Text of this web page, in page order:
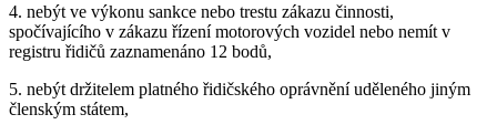
4. nebýt ve výkonu sankce nebo trestu zákazu činnosti,
spočívajícího v zákazu řízení motorových vozidel nebo nemít v
registru řidičů zaznamenáno 12 bodů,
5. nebýt držitelem platného řidičského oprávnění uděleného jiným
členským státem,